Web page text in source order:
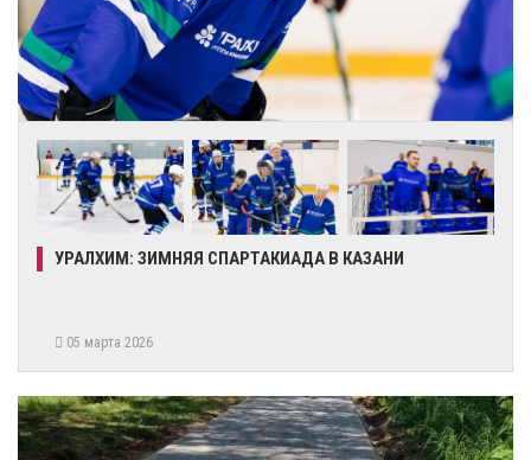
УРАЛХИМ: ЗИМНЯЯ СПАРТАКИАДА В КАЗАНИ
05 марта 2026